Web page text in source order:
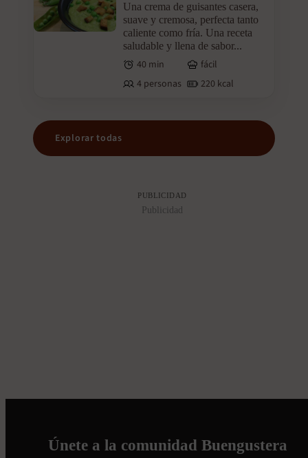
Una crema de guisantes casera,
suave y cremosa, perfecta tanto
caliente como fría. Una receta
saludable y llena de sabor...
40 min
fácil
4 personas
220 kcal
Explorar todas
PUBLICIDAD
Publicidad
Únete a la comunidad Buengustera